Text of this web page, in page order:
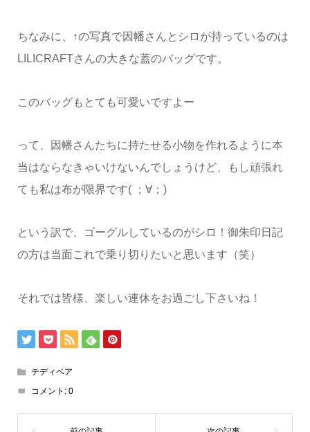
ちなみに、↑の写真で因幡さんとシロが持っているのは
LILICRAFTさんの大きな蓋のバッグです。
このバッグもとても可愛いですよー
って、因幡さんたちに持たせる小物を作れるように本
当はならなきゃいけないんでしょうけど、もし頑張れ
ても私は布が限界です( ；∀；)
という訳で、ゴーグルしているのがシロ！御朱印日記
の方は当面これで乗り切りたいと思います（笑）
それでは皆様、楽しい連休をお過ごし下さいね！
テディベア
コメント: 0